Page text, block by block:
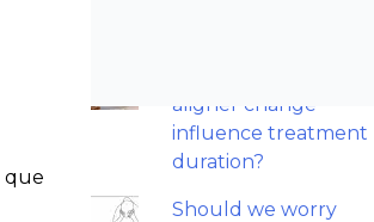
que
aligner change
influence treatment
duration?
Should we worry